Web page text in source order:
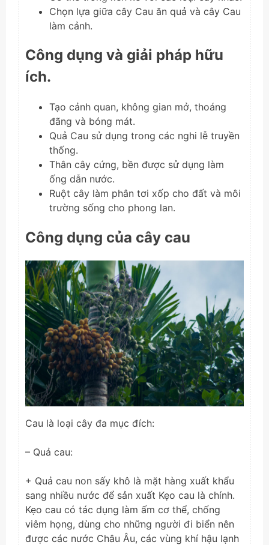
Chọn lựa giữa cây Cau ăn quả và cây Cau
làm cảnh.
Công dụng và giải pháp hữu
ích.
Tạo cảnh quan, không gian mở, thoáng
đãng và bóng mát.
Quả Cau sử dụng trong các nghi lễ truyền
thống.
Thân cây cứng, bền được sử dụng làm
ống dẫn nước.
Ruột cây làm phân tơi xốp cho đất và môi
trường sống cho phong lan.
Công dụng của cây cau
Cau là loại cây đa mục đích:
– Quả cau:
+ Quả cau non sấy khô là mặt hàng xuất khẩu
sang nhiều nước để sản xuất Kẹo cau là chính.
Kẹo cau có tác dụng làm ấm cơ thể, chống
viêm họng, dùng cho những người đi biển nên
được các nước Châu Âu, các vùng khí hậu lạnh